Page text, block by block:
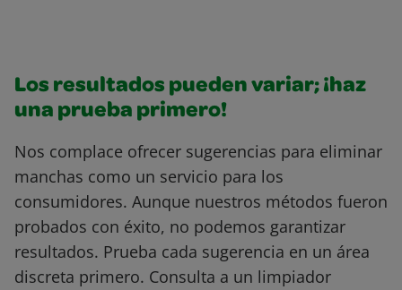
Los resultados pueden variar; ¡haz
una prueba primero!
Nos complace ofrecer sugerencias para eliminar
manchas como un servicio para los
consumidores. Aunque nuestros métodos fueron
probados con éxito, no podemos garantizar
resultados. Prueba cada sugerencia en un área
discreta primero. Consulta a un limpiador